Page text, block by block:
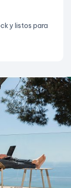
y listos para